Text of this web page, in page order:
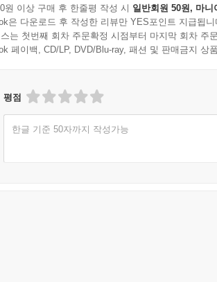
원 이상 구매 후 한줄평 작성 시 일반회원 50원, 마니
은 다운로드 후 작성한 리뷰만 YES포인트 지급됩니
는 첫번째 회차 주문확정 시점부터 마지막 회차 주
페이백, CD/LP, DVD/Blu-ray, 패션 및 판매금지 상
평점
한글 기준 50자까지 작성가능